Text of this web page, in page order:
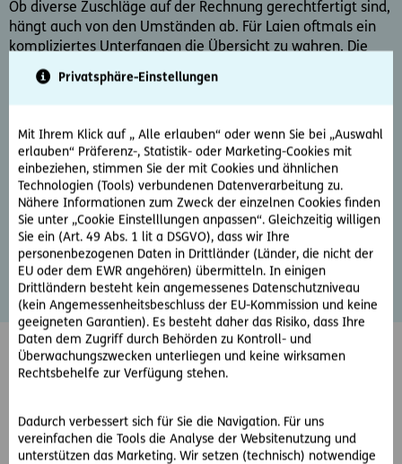
Privatsphäre-Einstellungen
Mit Ihrem Klick auf „ Alle erlauben“ oder wenn Sie bei „Auswahl
erlauben“ Präferenz-, Statistik- oder Marketing-Cookies mit
einbeziehen, stimmen Sie der mit Cookies und ähnlichen
Technologien (Tools) verbundenen Datenverarbeitung zu.
Nähere Informationen zum Zweck der einzelnen Cookies finden
Sie unter „Cookie Einstelllungen anpassen“. Gleichzeitig willigen
Sie ein (Art. 49 Abs. 1 lit a DSGVO), dass wir Ihre
personenbezogenen Daten in Drittländer (Länder, die nicht der
EU oder dem EWR angehören) übermitteln. In einigen
Drittländern besteht kein angemessenes Datenschutzniveau
(kein Angemessenheitsbeschluss der EU-Kommission und keine
geeigneten Garantien). Es besteht daher das Risiko, dass Ihre
Daten dem Zugriff durch Behörden zu Kontroll- und
Überwachungszwecken unterliegen und keine wirksamen
Rechtsbehelfe zur Verfügung stehen.
Dadurch verbessert sich für Sie die Navigation. Für uns
vereinfachen die Tools die Analyse der Websitenutzung und
unterstützen das Marketing. Wir setzen (technisch) notwendige
Ob diverse Zuschläge auf der Rechnung gerechtfertigt sind,
hängt auch von den Umständen ab. Für Laien oftmals ein
kompliziertes Unterfangen die Übersicht zu wahren. Die
D.A.S.-Experten liefern dank Kenntnis der aktuellen
Rechtsprechung und langjähriger Erfahrung eine
Einschätzung zu Ihren Erfolgsaussichten und den nächsten
Schritten.
Kosten eines Rechtsstreits
Bevor man einen Rechtsstreit anpeilt, dessen Ausgang
unklar ist, sollte man sich über den finanziellen Aufwand
eines Gerichtsverfahrens klar werden. Neben den eigenen
Anwaltskosten trägt man im Falle einer Niederlage die
gesamten Prozessführungskosten.
Was bietet Recht2Go?